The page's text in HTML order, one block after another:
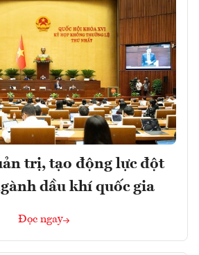
trị, tạo động lực đột
dầu khí quốc gia
Đọc ngay